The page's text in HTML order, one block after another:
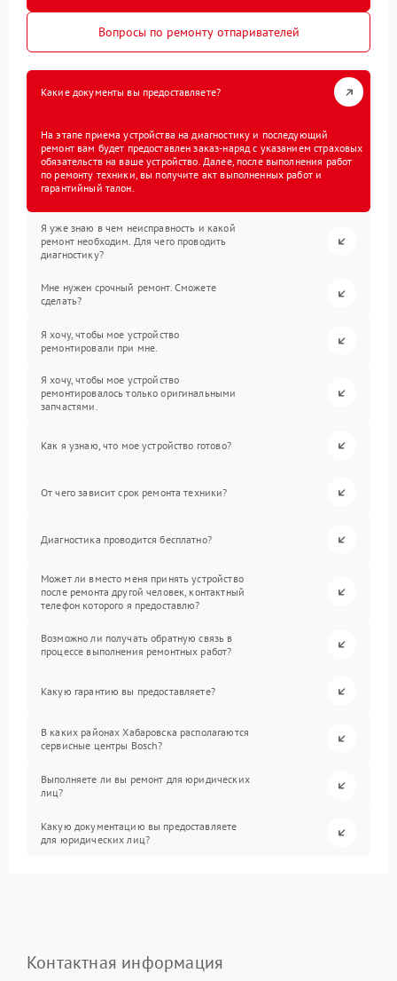
Вопросы по ремонту отпаривателей
Какие документы вы предоставляете?
На этапе приема устройства на диагностику и последующий
ремонт вам будет предоставлен заказ-наряд с указанием страховых
обязательств на ваше устройство. Далее, после выполнения работ
по ремонту техники, вы получите акт выполненных работ и
гарантийный талон.
Я уже знаю в чем неисправность и какой
ремонт необходим. Для чего проводить
диагностику?
Мне нужен срочный ремонт. Сможете
сделать?
Я хочу, чтобы мое устройство
ремонтировали при мне.
Я хочу, чтобы мое устройство
ремонтировалось только оригинальными
запчастями.
Как я узнаю, что мое устройство готово?
От чего зависит срок ремонта техники?
Диагностика проводится бесплатно?
Может ли вместо меня принять устройство
после ремонта другой человек, контактный
телефон которого я предоставлю?
Возможно ли получать обратную связь в
процессе выполнения ремонтных работ?
Какую гарантию вы предоставляете?
В каких районах Хабаровска располагаются
сервисные центры Bosch?
Выполняете ли вы ремонт для юридических
лиц?
Какую документацию вы предоставляете
для юридических лиц?
Контактная информация